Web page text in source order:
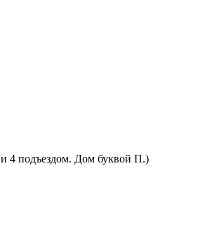
4 подъездом. Дом буквой П.)